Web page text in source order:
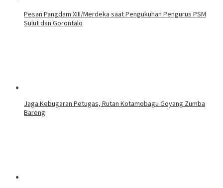
Pesan Pangdam XIII/Merdeka saat Pengukuhan Pengurus PSM
Sulut dan Gorontalo
Jaga Kebugaran Petugas, Rutan Kotamobagu Goyang Zumba
Bareng